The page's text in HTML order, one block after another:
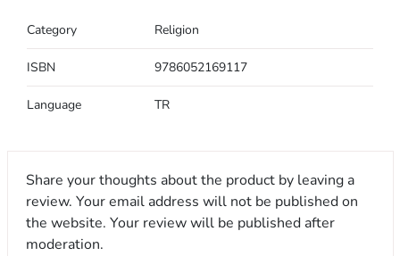
Category Religion
ISBN 9786052169117
Language TR
Share your thoughts about the product by leaving a
review. Your email address will not be published on
the website. Your review will be published after
moderation.